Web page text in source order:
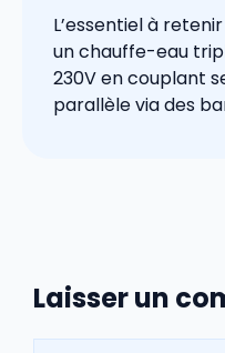
L’essentiel à
un chauffe-eau
230V en couplant
parallèle via des
Laisser un